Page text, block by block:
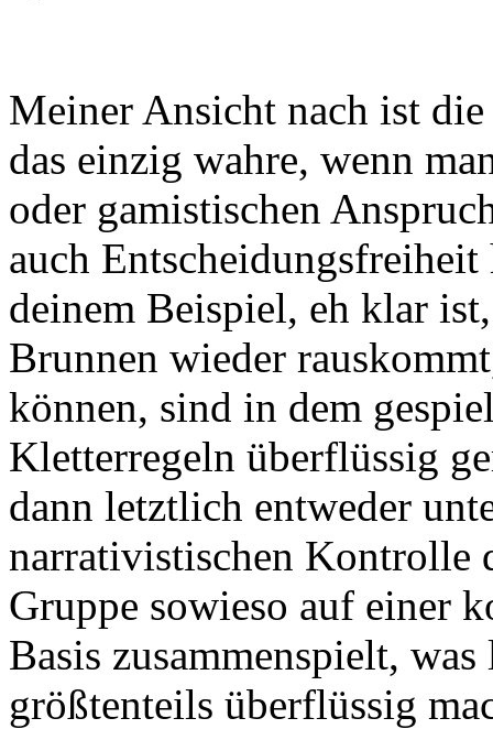
Meiner Ansicht nach ist
das einzig wahre, wenn
oder gamistischen
auch
deinem Beispiel, eh klar
Brunnen wieder
können, sind in dem
Kletterregeln überflüssig
dann letztlich entweder
narrativistischen Kontrolle
Gruppe sowieso auf einer
Basis zusammenspielt,
größtenteils überflüssig